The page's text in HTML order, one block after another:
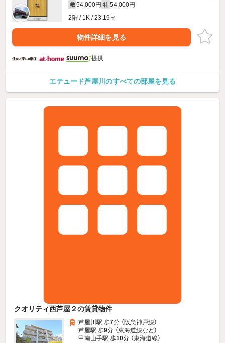
敷 54,000円 礼 54,000円
2階 / 1K / 23.19㎡
物件詳細を見る
提供
エテュード芦屋川のすべての部屋を見る
クオリティ西芦屋２の賃貸物件
芦屋川駅 歩7分 （阪急神戸線）
芦屋駅 歩9分 （東海道線など）
甲南山手駅 歩10分 （東海道線）